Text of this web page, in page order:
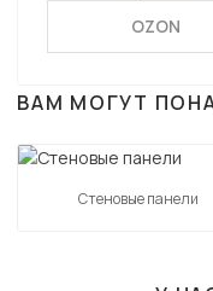
OZON
ВАМ МОГУТ
Стеновые панели